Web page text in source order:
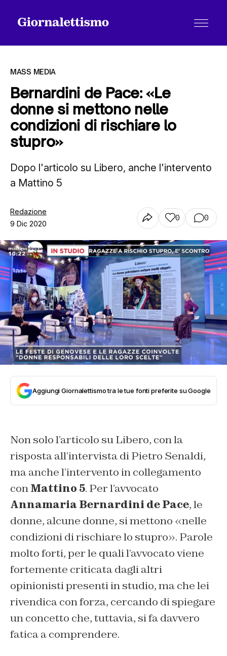
Tutti gli articoli
Chi siamo
MASS MEDIA
Bernardini de Pace: «Le
donne si mettono nelle
condizioni di rischiare lo
stupro»
Dopo l'articolo su Libero, anche l'intervento
a Mattino 5
Redazione
9 Dic 2020
0 0
Aggiungi Giornalettismo tra le tue fonti preferite su Google
Non solo l’articolo suLibero, con la
risposta all’intervista di Pietro Senaldi,
ma anche l’intervento in collegamento
conMattino 5. Per l’avvocato
Annamaria Bernardini de Pace, le
donne, alcune donne, si mettono «nelle
condizioni di rischiare lo stupro». Parole
molto forti, per le quali l’avvocato viene
fortemente criticata dagli altri
opinionisti presenti in studio, ma che lei
rivendica con forza, cercando di spiegare
un concetto che, tuttavia, si fa davvero
fatica a comprendere.